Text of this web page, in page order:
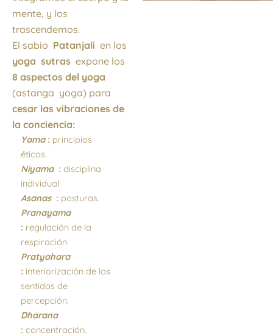
mente, y los
trascendemos.
El sabio Patanjali en los
yoga sutras expone los
8 aspectos del yoga
(astanga yoga) para
cesar las vibraciones de
la conciencia:
Yama : principios
éticos.
Niyama : disciplina
individual.
Asanas : posturas.
Pranayama
: regulación de la
respiración.
Pratyahara
: interiorización de los
sentidos de
percepción.
Dharana
: concentración.